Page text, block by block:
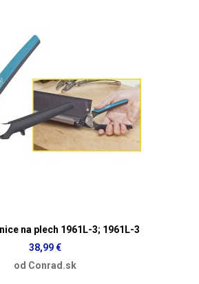
na plech 1961L-3; 1961L-3
38,99 €
od Conrad.sk